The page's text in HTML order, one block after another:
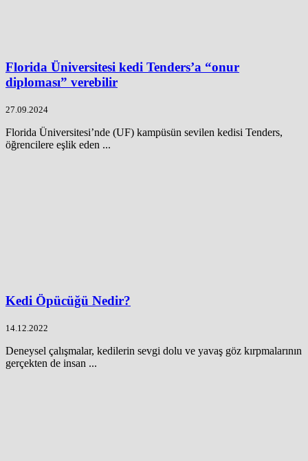
Florida Üniversitesi kedi Tenders’a “onur
diploması” verebilir
27.09.2024
Florida Üniversitesi’nde (UF) kampüsün sevilen kedisi Tenders,
öğrencilere eşlik eden ...
Kedi Öpücüğü Nedir?
14.12.2022
Deneysel çalışmalar, kedilerin sevgi dolu ve yavaş göz kırpmalarının
gerçekten de insan ...